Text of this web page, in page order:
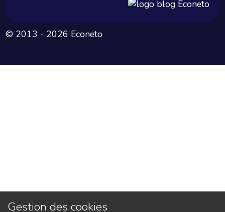
Gestion des cookies
© 2013 - 2026 Econeto